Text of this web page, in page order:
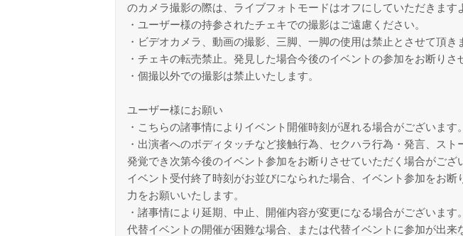
のカメラ撮影の際は、ライブフォトモードはオフにしていただきます
・ユーザー様の持参されたチェキでの撮影はご遠慮ください。
・ビデオカメラ、動画の撮影、三脚、一脚の使用は禁止とさせて頂き
・チェキの転売禁止。発見した場合今後のイベントの参加をお断りさ
・個撮以外での撮影は禁止いたします。
ユーザー様にお願い
・こちらの諸事情によりイベント開催時刻が遅れる場合がございます
・出演者へのボディタッチなど接触行為、セクハラ行為・発言、ス
発覚でき次第今後のイベント参加をお断りさせていただく場合がござ
イベント受付終了時刻がお並びになられた場合、イベント参加をお
力をお願いいたします。
・諸事情により延期、中止、開催内容が変更になる場合がございます。
代替イベントの開催が困難な場合、または代替イベントに参加が出